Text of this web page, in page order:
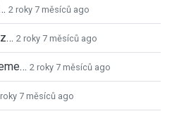
2 roky 7 měsíců ago
2 roky 7 měsíců ago
2 roky 7 měsíců ago
7 měsíců ago